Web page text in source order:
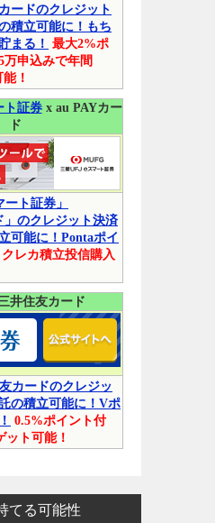
ードのクレジット
積立可能に！もち
まる！ 最大2%ポ
万申込みで年間
！
ト証券x au PAYカー
ド
ート証券」
」のクレジット決済
可能に！Pontaポイ
クレカ積立投信購入
井住友カード
カードのクレジッ
の積立可能に！Vポ
0.5%ポイント付
ット可能！
てる可能性